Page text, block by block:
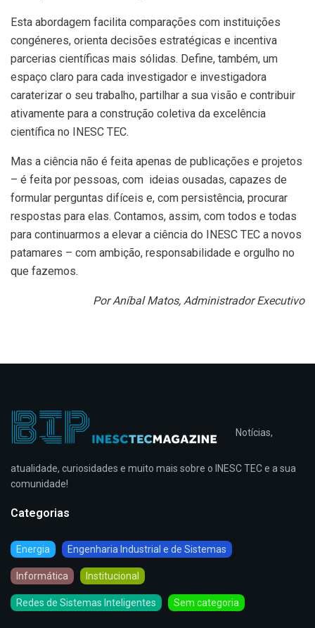
Esta abordagem facilita comparações com instituições
congéneres, orienta decisões estratégicas e incentiva
parcerias científicas mais sólidas. Define, também, um
espaço claro para cada investigador e investigadora
caraterizar o seu trabalho, partilhar a sua visão e contribuir
ativamente para a construção coletiva da excelência
científica no INESC TEC.
Mas a ciência não é feita apenas de publicações e projetos
– é feita por pessoas, com ideias ousadas, capazes de
formular perguntas difíceis e, com persistência, procurar
respostas para elas. Contamos, assim, com todos e todas
para continuarmos a elevar a ciência do INESC TEC a novos
patamares – com ambição, responsabilidade e orgulho no
que fazemos.
Por Aníbal Matos, Administrador Executivo
Notícias,
atualidade, curiosidades e muito mais sobre o INESC TEC e a sua
comunidade!
Categorias
Energia Engenharia Industrial e de Sistemas
Informática Institucional
Redes de Sistemas Inteligentes Sem categoria